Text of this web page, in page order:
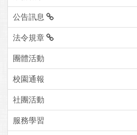
公告訊息
法令規章
團體活動
校園通報
社團活動
服務學習